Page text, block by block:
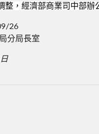
整，經濟部商業司中部
26
分局長室